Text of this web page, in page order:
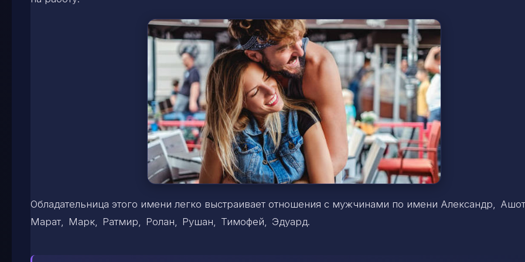
Обладательница этого имени легко выстраивает отношения с мужчинами по имени Александр,
Марат, Марк, Ратмир, Ролан, Рушан, Тимофей, Эдуард.